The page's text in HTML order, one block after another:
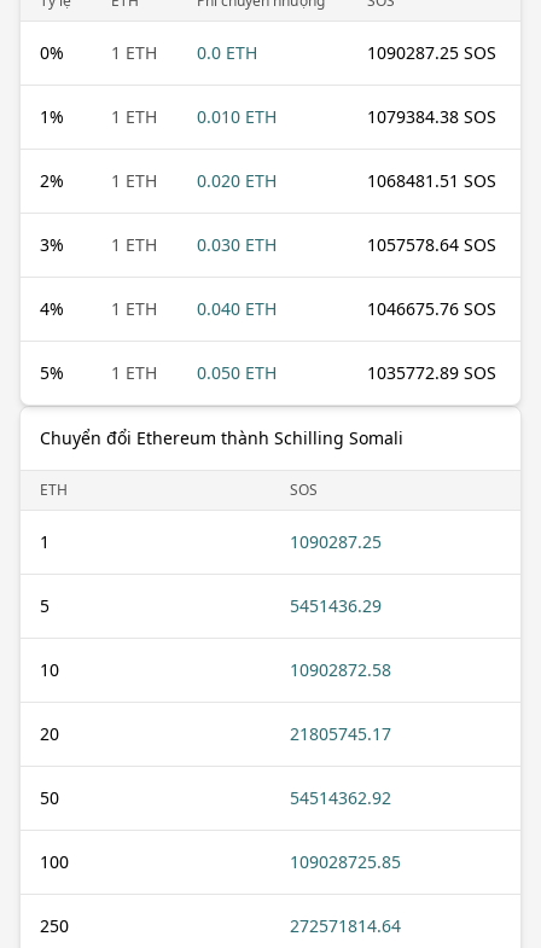
0% 1 ETH 0.0 ETH 1090287.25 SOS
1% 1 ETH 0.010 ETH 1079384.38 SOS
2% 1 ETH 0.020 ETH 1068481.51 SOS
3% 1 ETH 0.030 ETH 1057578.64 SOS
4% 1 ETH 0.040 ETH 1046675.76 SOS
5% 1 ETH 0.050 ETH 1035772.89 SOS
Chuyển đổi Ethereum thành Schilling Somali
ETH SOS
1 1090287.25
5 5451436.29
10 10902872.58
20 21805745.17
50 54514362.92
100 109028725.85
250 272571814.64